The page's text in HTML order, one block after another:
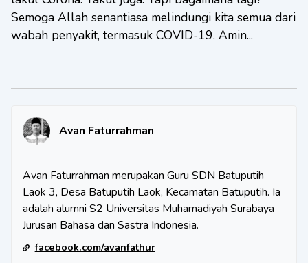
Semoga Allah senantiasa melindungi kita semua dari
wabah penyakit, termasuk COVID-19. Amin...
Avan Faturrahman
Avan Faturrahman merupakan Guru SDN Batuputih
Laok 3, Desa Batuputih Laok, Kecamatan Batuputih. Ia
adalah alumni S2 Universitas Muhamadiyah Surabaya
Jurusan Bahasa dan Sastra Indonesia.
facebook.com/avanfathur